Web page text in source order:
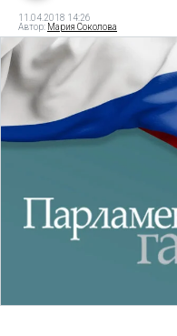
11.04.2018 14:26
Автор: Мария Соколова